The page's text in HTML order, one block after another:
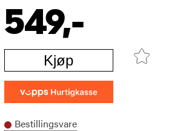
549,-
Kjøp
Bestillingsvare